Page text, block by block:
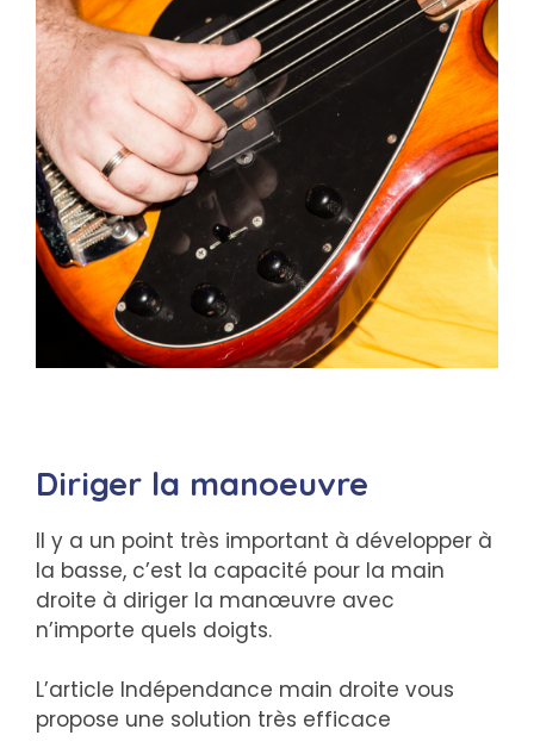
Diriger la manoeuvre
Il y a un point très important à développer à
la basse, c’est la capacité pour la main
droite à diriger la manœuvre avec
n’importe quels doigts.
L’article Indépendance main droite vous
propose une solution très efficace